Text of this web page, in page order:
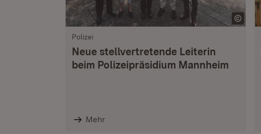
Polizei
Neue stellvertretende Leiterin
beim Polizeipräsidium Mannheim
Mehr